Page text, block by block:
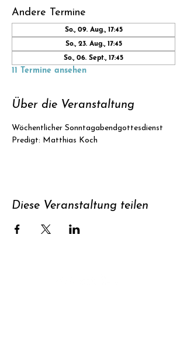
Andere Termine
So., 09. Aug., 17:45
So., 23. Aug., 17:45
So., 06. Sept., 17:45
11 Termine ansehen
Über die Veranstaltung
Wöchentlicher Sonntagabendgottesdienst
Predigt: Matthias Koch
Diese Veranstaltung teilen